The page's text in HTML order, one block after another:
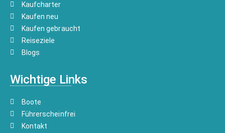
Kaufcharter
Kaufen neu
Kaufen gebraucht
Reiseziele
Blogs
Wichtige Links
Boote
Führerscheinfrei
Kontakt